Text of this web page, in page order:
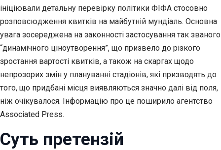
ініціювали детальну перевірку політики ФІФА стосовно
розповсюдження квитків на майбутній мундіаль. Основна
увага зосереджена на законності застосування так званого
“динамічного ціноутворення”, що призвело до різкого
зростання вартості квитків, а також на скаргах щодо
непрозорих змін у плануванні стадіонів, які призводять до
того, що придбані місця виявляються значно далі від поля,
ніж очікувалося. Інформацію про це поширило агентство
Associated Press.
Суть претензій